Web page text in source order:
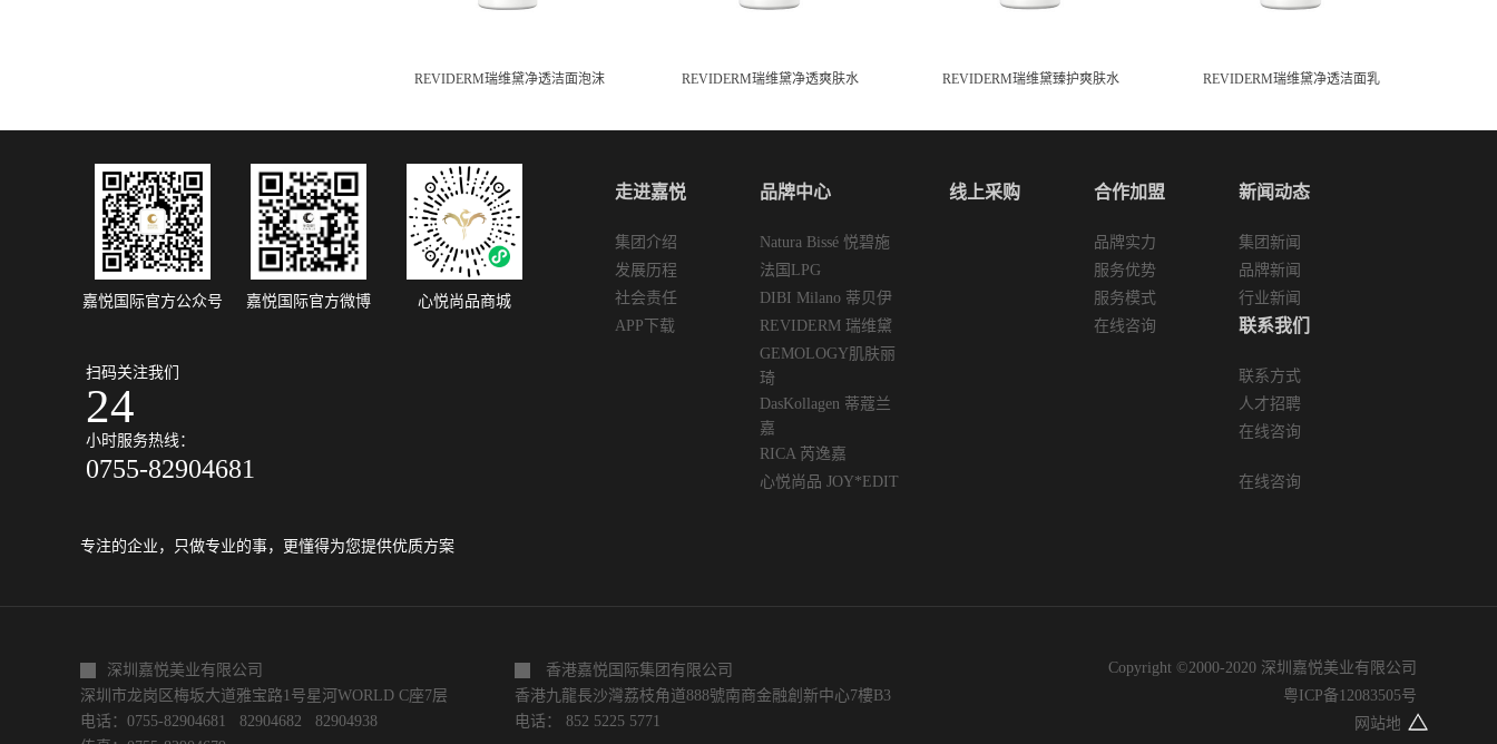
REVIDERM瑞维黛净透洁面泡沫 REVIDERM瑞维黛净透爽肤水 REVIDERM瑞维黛臻护爽肤水 REVIDERM瑞维黛净透洁面乳
嘉悦国际官方公众号 嘉悦国际官方微博 心悦尚品商城
扫码关注我们
24
小时服务热线：
0755-82904681
专注的企业，只做专业的事，更懂得为您提供优质方案
走进嘉悦
集团介绍
发展历程
社会责任
APP下载
品牌中心
Natura Bissé 悦碧施
法国LPG
DIBI Milano 蒂贝伊
REVIDERM 瑞维黛
GEMOLOGY肌肤丽
琦
DasKollagen 蒂蔻兰
嘉
RICA 芮逸嘉
心悦尚品 JOY*EDIT
线上采购 合作加盟
品牌实力
服务优势
服务模式
在线咨询
新闻动态
集团新闻
品牌新闻
行业新闻
联系我们
联系方式
人才招聘
在线咨询
在线咨询
深圳嘉悦美业有限公司
深圳市龙岗区梅坂大道雅宝路1号星河WORLD C座7层
电话：0755-82904681 82904682 82904938
香港嘉悦国际集团有限公司
香港九龍長沙灣荔枝角道888號南商金融創新中心7樓B3
电话： 852 5225 5771
Copyright ©2000-2020 深圳嘉悦美业有限公司
粤ICP备12083505号
网站地图